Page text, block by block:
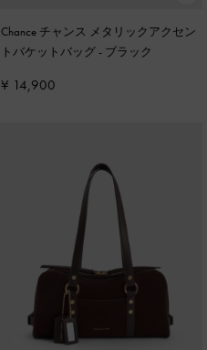
Chance チャンス メタリックアクセン
トバケットバッグ- ブラック
¥ 14,900